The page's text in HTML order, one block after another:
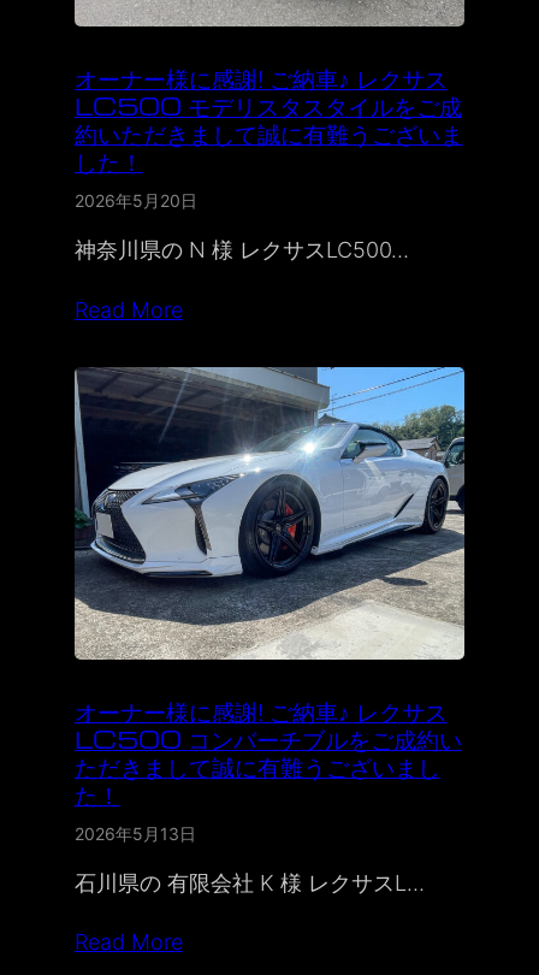
オーナー様に感謝! ご納車♪ レクサス
LC500 モデリスタスタイルをご成
約いただきまして誠に有難うございま
した！
2026年5月20日
神奈川県の N 様 レクサスLC500…
Read More
オーナー様に感謝! ご納車♪ レクサス
LC500 コンバーチブルをご成約い
ただきまして誠に有難うございまし
た！
2026年5月13日
石川県の 有限会社 K 様 レクサスL…
Read More